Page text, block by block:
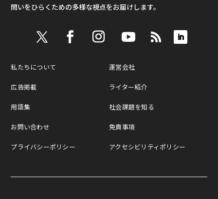
問いをひらくための多様な視点をお届けします。
私たちについて
広告掲載
用語集
お問い合わせ
プライバシーポリシー
運営会社
ライター紹介
社会課題を知る
免責事項
アクセシビリティポリシー